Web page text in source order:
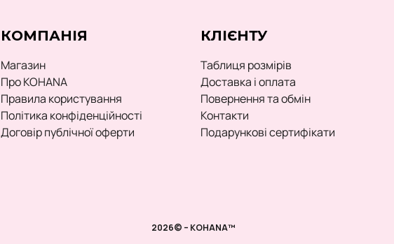
КОМПАНІЯ
Магазин
Про KOHANA
Правила користування
Політика конфіденційності
Договір публічної оферти
КЛІЄНТУ
Таблиця розмірів
Доставка і оплата
Повернення та обмін
Контакти
Подарункові сертифікати
2026© – KOHANA™